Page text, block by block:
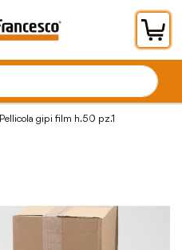
Pellicola gipi film h.50 pz.1